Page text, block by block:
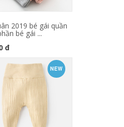
2019 bé gái quần
bé gái ...
đ
NEW